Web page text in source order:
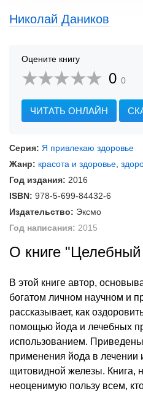
Николай Даников
Оцените книгу
0 0
ЧИТАТЬ ОНЛАЙН
Серия: Я привлекаю здоровье
Жанр: красота и здоровье
Год издания: 2016
ISBN: 978-5-699-84432-6
Издательство: Эксмо
Год написания: 2015
О книге "Целебный
В этой книге автор,
богатом личном научном и
рассказывает, как
помощью йода и лечебных
использованием.
применения йода в лечении
щитовидной железы. Книга,
неоценимую пользу всем,